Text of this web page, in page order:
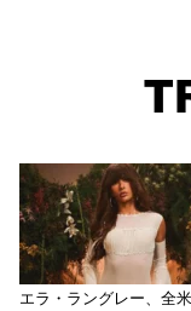
エラ・ラングレー、全